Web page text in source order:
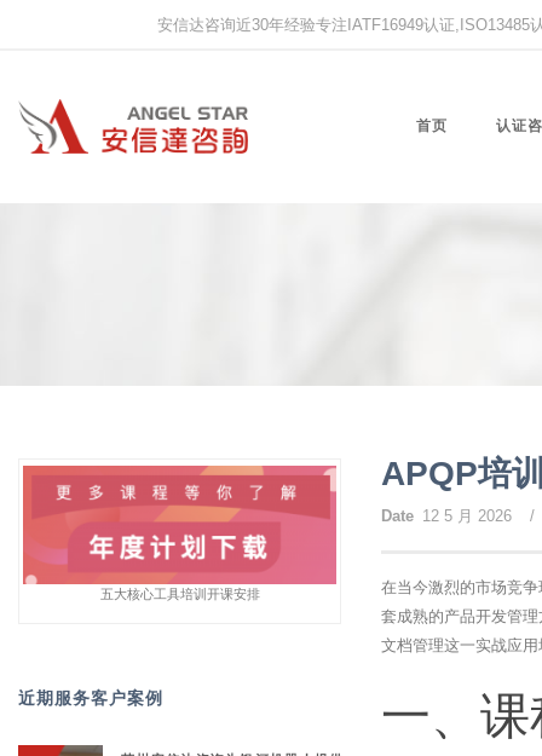
安信达咨询近30年经验专注IATF16949认证
首页 认证
APQP培
Date 12 5 月 2026 /
在当今激烈的市场竞
套成熟的产品开发管
文档管理这一实战应
一、
五大核心工具培训开课安排
近期服务客户案例